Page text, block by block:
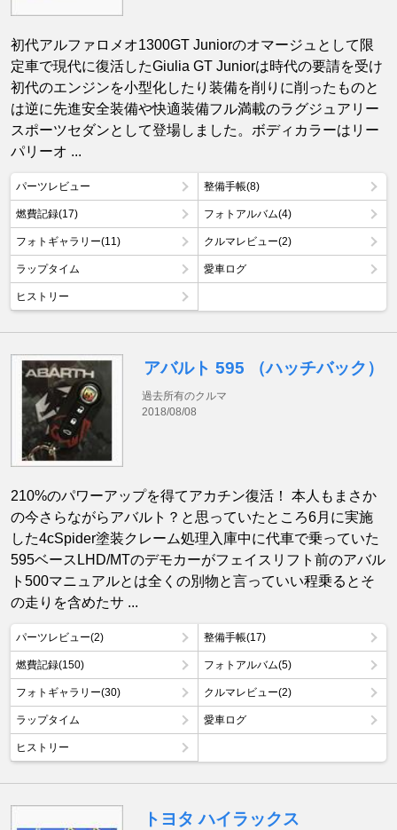
初代アルファロメオ1300GT Juniorのオマージュとして限
定車で現代に復活したGiulia GT Juniorは時代の要請を受け
初代のエンジンを小型化したり装備を削りに削ったものと
は逆に先進安全装備や快適装備フル満載のラグジュアリー
スポーツセダンとして登場しました。ボディカラーはリー
パリーオ ...
パーツレビュー 整備手帳(8)
燃費記録(17) フォトアルバム(4)
フォトギャラリー(11) クルマレビュー(2)
ラップタイム 愛車ログ
ヒストリー
アバルト 595 （ハッチバック）
過去所有のクルマ
2018/08/08
210%のパワーアップを得てアカチン復活！ 本人もまさか
の今さらながらアバルト？と思っていたところ6月に実施
した4cSpider塗装クレーム処理入庫中に代車で乗っていた
595ベースLHD/MTのデモカーがフェイスリフト前のアバル
ト500マニュアルとは全くの別物と言っていい程乗るとそ
の走りを含めたサ ...
パーツレビュー(2) 整備手帳(17)
燃費記録(150) フォトアルバム(5)
フォトギャラリー(30) クルマレビュー(2)
ラップタイム 愛車ログ
ヒストリー
トヨタ ハイラックス